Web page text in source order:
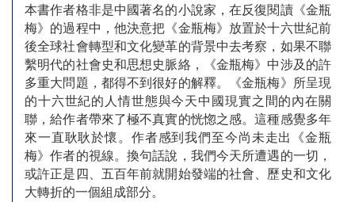
本書作者格非是中國著名的小說家，在反復閱讀《金瓶
梅》的過程中，他決意把《金瓶梅》放置於十六世紀前
後全球社會轉型和文化變革的背景中去考察，如果不聯
繫明代的社會史和思想史脈絡，《金瓶梅》中涉及的許
多重大問題，都得不到很好的解釋。《金瓶梅》所呈現
的十六世紀的人情世態與今天中國現實之間的內在關
聯，給作者帶來了極不真實的恍惚之感。這種感覺多年
來一直耿耿於懷。作者感到我們至今尚未走出《金瓶
梅》作者的視線。換句話說，我們今天所遭遇的一切，
或許正是四、五百年前就開始發端的社會、歷史和文化
大轉折的一個組成部分。